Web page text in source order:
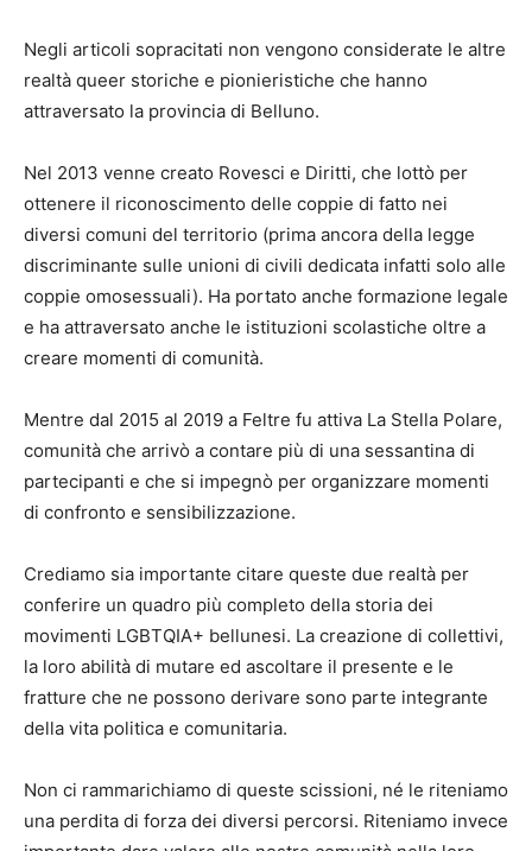
Negli articoli sopracitati non vengono considerate le altre
realtà queer storiche e pionieristiche che hanno
attraversato la provincia di Belluno.
Nel 2013 venne creato Rovesci e Diritti, che lottò per
ottenere il riconoscimento delle coppie di fatto nei
diversi comuni del territorio (prima ancora della legge
discriminante sulle unioni di civili dedicata infatti solo alle
coppie omosessuali). Ha portato anche formazione legale
e ha attraversato anche le istituzioni scolastiche oltre a
creare momenti di comunità.
Mentre dal 2015 al 2019 a Feltre fu attiva La Stella Polare,
comunità che arrivò a contare più di una sessantina di
partecipanti e che si impegnò per organizzare momenti
di confronto e sensibilizzazione.
Crediamo sia importante citare queste due realtà per
conferire un quadro più completo della storia dei
movimenti LGBTQIA+ bellunesi. La creazione di collettivi,
la loro abilità di mutare ed ascoltare il presente e le
fratture che ne possono derivare sono parte integrante
della vita politica e comunitaria.
Non ci rammarichiamo di queste scissioni, né le riteniamo
una perdita di forza dei diversi percorsi. Riteniamo invece